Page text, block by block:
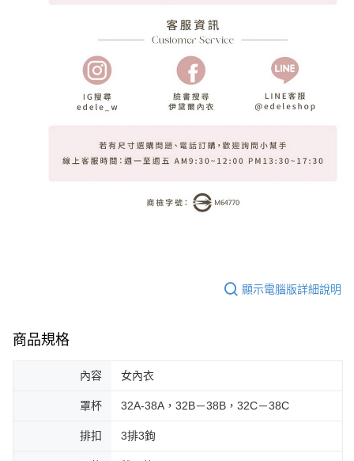
顯示電腦版詳細說明
商品規格
內容 女內衣
罩杯 32A-38A，32B－38B，32C－38C
排扣 3排3鉤